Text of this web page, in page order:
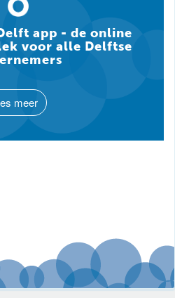
app - de online
voor alle Delftse
meer